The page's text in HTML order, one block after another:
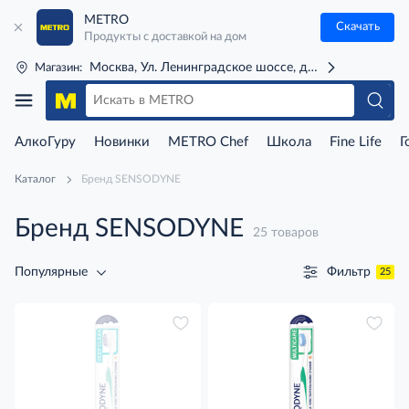
METRO
Продукты с доставкой на дом
Скачать
Магазин: Москва, Ул. Ленинградское шоссе, д. 71Г (м. Речной
АлкоГуру Новинки METRO Chef Школа Fine Life
Каталог Бренд SENSODYNE
Бренд SENSODYNE 25 товаров
Популярные Фильтр 25